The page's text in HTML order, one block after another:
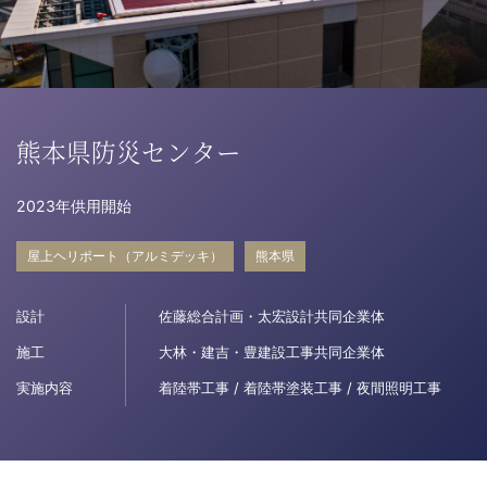
採用情報
自治体関係者の方
熊本県防災センター
2023年供用開始
屋上ヘリポート（アルミデッキ） 熊本県
設計 佐藤総合計画・太宏設計共同企業体
施工 大林・建吉・豊建設工事共同企業体
実施内容 着陸帯工事 / 着陸帯塗装工事 / 夜間照明工事